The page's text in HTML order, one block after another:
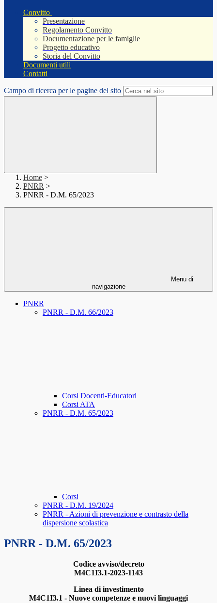
Convitto
Presentazione
Regolamento Convitto
Documentazione per le famiglie
Progetto educativo
Storia del Convitto
Documenti utili
Contatti
Campo di ricerca per le pagine del sito
Home >
PNRR >
PNRR - D.M. 65/2023
Menu di
navigazione
PNRR
PNRR - D.M. 66/2023
Corsi Docenti-Educatori
Corsi ATA
PNRR - D.M. 65/2023
Corsi
PNRR - D.M. 19/2024
PNRR - Azioni di prevenzione e contrasto della
dispersione scolastica
PNRR - D.M. 65/2023
Codice avviso/decreto
M4C1I3.1-2023-1143
Linea di investimento
M4C1I3.1 - Nuove competenze e nuovi linguaggi